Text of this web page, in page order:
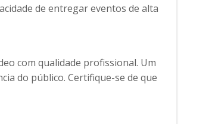
de entregar eventos de alta
com qualidade profissional. Um
do público. Certifique-se de que